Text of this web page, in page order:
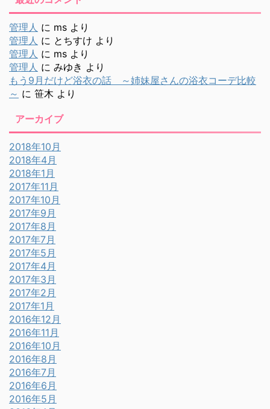
管理人 に ms より
管理人 に とちすけ より
管理人 に ms より
管理人 に みゆき より
もう9月だけど浴衣の話 ～姉妹屋さんの浴衣コーデ比較
～ に 笹木 より
アーカイブ
2018年10月
2018年4月
2018年1月
2017年11月
2017年10月
2017年9月
2017年8月
2017年7月
2017年5月
2017年4月
2017年3月
2017年2月
2017年1月
2016年12月
2016年11月
2016年10月
2016年8月
2016年7月
2016年6月
2016年5月